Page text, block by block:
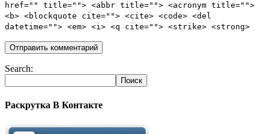
href="" title=""> <abbr title=""> <acronym title="">
<b> <blockquote cite=""> <cite> <code> <del
datetime=""> <em> <i> <q cite=""> <strike> <strong>
Search:
Раскрутка В Контакте